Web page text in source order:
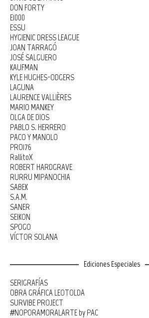
DON FORTY
E1000
ESSU
HYGIENIC DRESS LEAGUE
JOAN TARRAGÓ
JOSÉ SALGUERO
KAUFMAN
KYLE HUGHES-ODGERS
LAGUNA
LAURENCE VALLIÈRES
MARIO MANKEY
OLGA DE DIOS
PABLO S. HERRERO
PACO Y MANOLO
PRO176
RallitoX
ROBERT HARDGRAVE
RURRU MIPANOCHIA
SABEK
S.A.M.
SANER
SEIKON
SPOGO
VÍCTOR SOLANA
Ediciones Especiales
SERIGRAFÍAS
OBRA GRÁFICA LEOTOLDA
SURVIBE PROJECT
#NOPORAMORALARTE by PAC